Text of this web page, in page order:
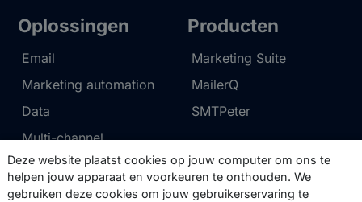
Oplossingen
Email
Marketing automation
Data
Multi-channel
Producten
Marketing Suite
MailerQ
SMTPeter
Tarieven Support
Deze website plaatst cookies op jouw computer om ons te
helpen jouw apparaat en voorkeuren te onthouden. We
gebruiken deze cookies om jouw gebruikerservaring te